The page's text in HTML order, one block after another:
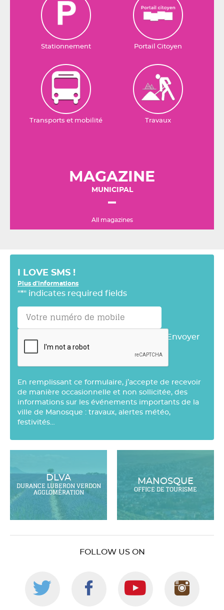
Stationnement Portail Citoyen
Transports et mobilité Travaux
MAGAZINE
MUNICIPAL
All magazines
I LOVE SMS !
Plus d'informations
"*" indicates required fields
Envoyer
En remplissant ce formulaire, j’accepte de recevoir
de manière occasionnelle et non sollicitée, des
informations sur les événements importants de la
ville de Manosque : travaux, alertes météo,
festivités…
DLVA
DURANCE LUBERON VERDON
AGGLOMÉRATION
MANOSQUE
OFFICE DE TOURISME
FOLLOW US ON
FollowFollow Follow